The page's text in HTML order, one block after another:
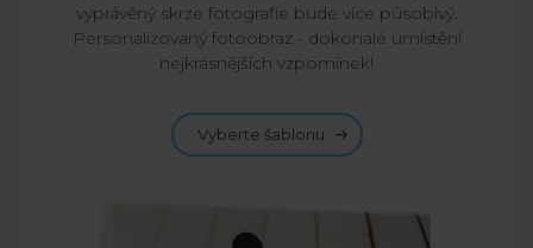
vyprávěný skrze fotografie bude více působivý.
Personalizovaný fotoobraz - dokonalé umístění
nejkrásnějších vzpomínek!
Vyberte šablonu